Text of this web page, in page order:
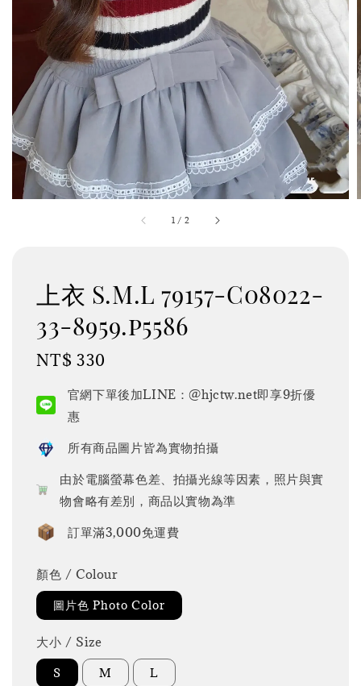
1 / 2
上衣 S.M.L 79157-C08022-
33-8959.p5586
Regular
NT$ 330
官網下單後加LINE：@hjctw.net即享9折優
惠
所有商品圖片皆為實物拍攝
由於電腦螢幕色差、拍攝光線等因素，照片與實
物會略有差別，商品以實物為準
訂單滿3,000免運費
顏色 / Colour
圖片色 Photo Color
大小 / Size
S M L